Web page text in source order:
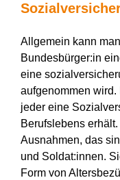
Allgemein kann
Bundesbürger:in
eine
aufgenommen
jeder eine
Berufslebens
Ausnahmen, das
und Soldat:innen.
Form von